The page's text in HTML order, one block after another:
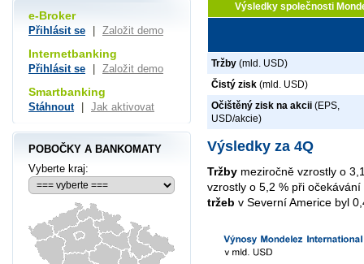
Výsledky společnosti
Tržby (mld. USD)
Čistý zisk (mld. USD)
Očištěný zisk na akcii (EPS,
USD/akcie)
Výsledky za 4Q
Tržby meziročně vzrostly o
vzrostly o 5,2 % při
tržeb v Severní Americe byl
e-Broker
Přihlásit se Založit demo
Internetbanking
Přihlásit se Založit demo
Smartbanking
Stáhnout Jak aktivovat
POBOČKY A BANKOMATY
Vyberte kraj: